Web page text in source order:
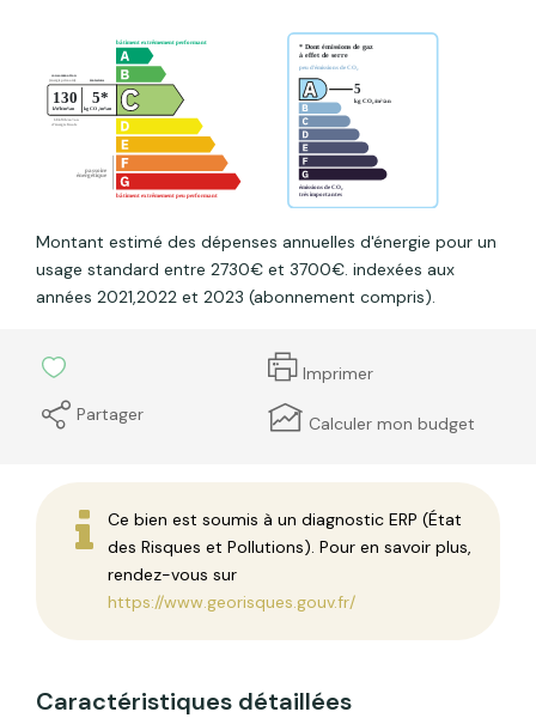
Montant estimé des dépenses annuelles d'énergie pour un
usage standard entre 2730€ et 3700€. indexées aux
années 2021,2022 et 2023 (abonnement compris).
Imprimer
Partager
Calculer mon budget
Ce bien est soumis à un diagnostic ERP (État
des Risques et Pollutions). Pour en savoir plus,
rendez-vous sur
https://www.georisques.gouv.fr/
Caractéristiques détaillées